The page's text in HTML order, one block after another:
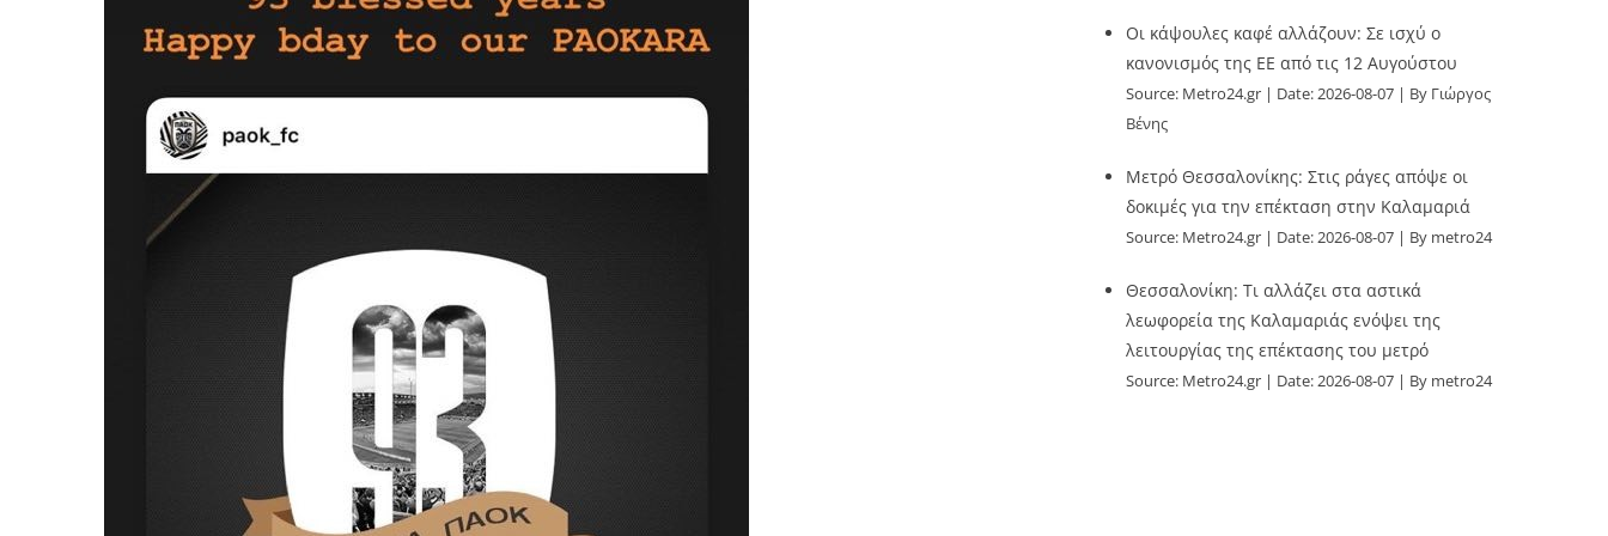
Οι κάψουλες καφέ αλλάζουν: Σε ισχύ ο
κανονισμός της ΕΕ από τις 12 Αυγούστου
Source: Metro24.gr Date: 2026-08-07
By Γιώργος
Βένης
Μετρό Θεσσαλονίκης: Στις ράγες απόψε οι
δοκιμές για την επέκταση στην Καλαμαριά
Source: Metro24.gr Date: 2026-08-07 By metro24
Θεσσαλονίκη: Τι αλλάζει στα αστικά
λεωφορεία της Καλαμαριάς ενόψει της
λειτουργίας της επέκτασης του μετρό
Source: Metro24.gr Date: 2026-08-07 By metro24